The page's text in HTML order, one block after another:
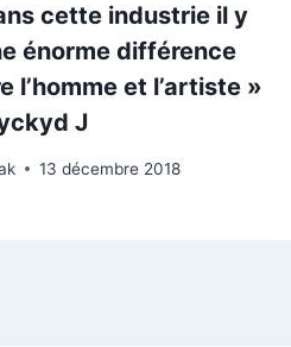
cette industrie il y
énorme différence
l’homme et l’artiste »
J
13 décembre 2018